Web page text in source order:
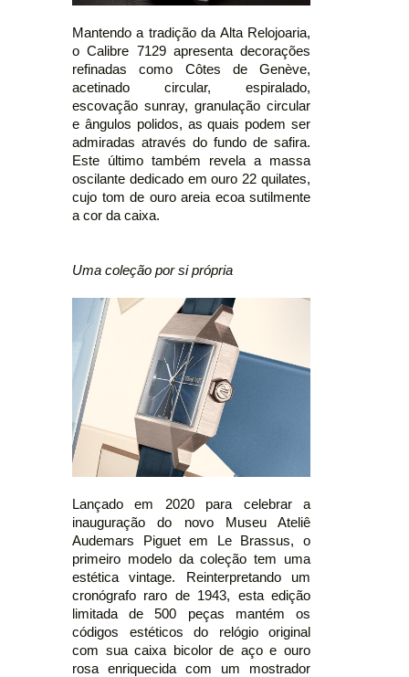
Mantendo a tradição da Alta Relojoaria,
o Calibre 7129 apresenta decorações
refinadas como Côtes de Genève,
acetinado circular, espiralado,
escovação sunray, granulação circular
e ângulos polidos, as quais podem ser
admiradas através do fundo de safira.
Este último também revela a massa
oscilante dedicado em ouro 22 quilates,
cujo tom de ouro areia ecoa sutilmente
a cor da caixa.
Uma coleção por si própria
Lançado em 2020 para celebrar a
inauguração do novo Museu Ateliê
Audemars Piguet em Le Brassus, o
primeiro modelo da coleção tem uma
estética vintage. Reinterpretando um
cronógrafo raro de 1943, esta edição
limitada de 500 peças mantém os
códigos estéticos do relógio original
com sua caixa bicolor de aço e ouro
rosa enriquecida com um mostrador